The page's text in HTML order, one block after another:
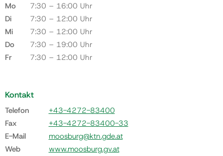
Mo
7:30 – 16:00 Uhr
Di
7:30 – 12:00 Uhr
Mi
7:30 – 12:00 Uhr
Do
7:30 – 19:00 Uhr
Fr
7:30 – 12:00 Uhr
Kontakt
Telefon
+43-4272-83400
Fax
+43-4272-83400-33
E-Mail
moosburg@ktn.gde.at
Web
www.moosburg.gv.at